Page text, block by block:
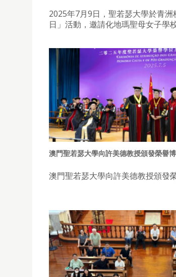
2025年7月9日，聖若瑟大學於青
日」活動，邀請化地瑪聖母女子學
澳門聖若瑟大學向許美德教授頒發榮譽
澳門聖若瑟大學向許美德教授頒發